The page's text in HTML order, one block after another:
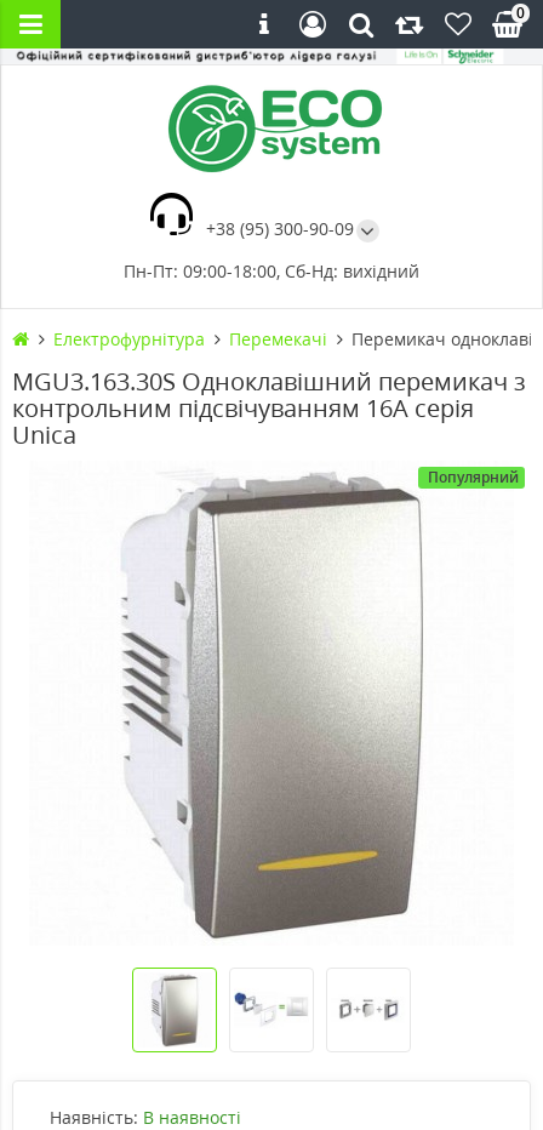
+38 (95) 300-90-09
Пн-Пт: 09:00-18:00, Сб-Нд: вихідний
0
Електрофурнітура Перемекачі Перемикач
MGU3.163.30S Одноклавішний перемикач з
контрольним підсвічуванням 16А серія
Unica
Популярний
Наявність: В наявності